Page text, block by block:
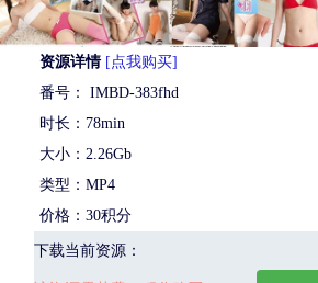
资源详情 [点我购买]
番号： IMBD-383fhd
时长：78min
大小：2.26Gb
类型：MP4
价格：30积分
下载当前资源：